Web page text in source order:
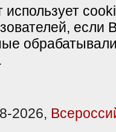
использует
если
2026,